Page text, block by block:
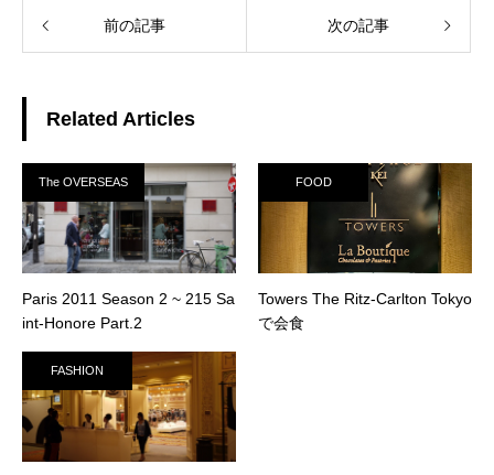
前の記事 次の記事
Related Articles
The OVERSEAS
Paris 2011 Season 2 ~ 215 Sa
int-Honore Part.2
FOOD
Towers The Ritz-Carlton Tokyo
で会食
FASHION